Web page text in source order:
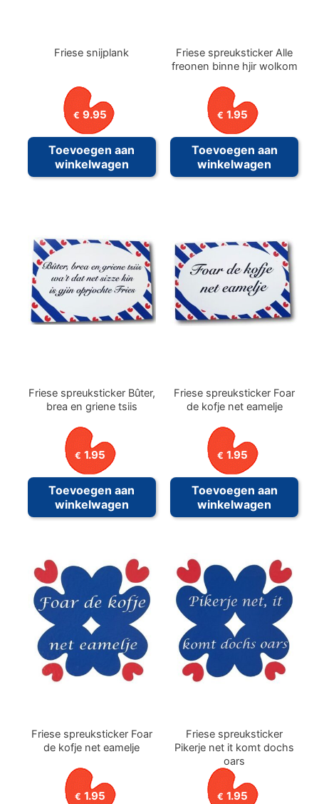
Friese snijplank
€ 9.95
Toevoegen aan
winkelwagen
Friese spreuksticker Alle
freonen binne hjir wolkom
€ 1.95
Toevoegen aan
winkelwagen
Friese spreuksticker Bûter,
brea en griene tsiis
€ 1.95
Toevoegen aan
winkelwagen
Friese spreuksticker Foar
de kofje net eamelje
€ 1.95
Toevoegen aan
winkelwagen
Friese spreuksticker Foar
de kofje net eamelje
€ 1.95
Friese spreuksticker
Pikerje net it komt dochs
oars
€ 1.95